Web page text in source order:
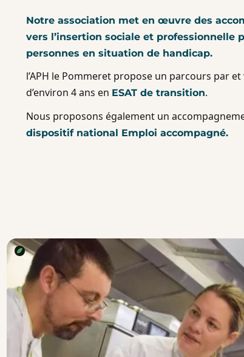
Notre association met en œuvre des
vers l’insertion sociale et professionnelle
personnes en situation de handicap.
l’APH le Pommeret propose un parcours par et
d’environ 4 ans en ESAT de transition.
Nous proposons également un
dispositif national Emploi accompagné.